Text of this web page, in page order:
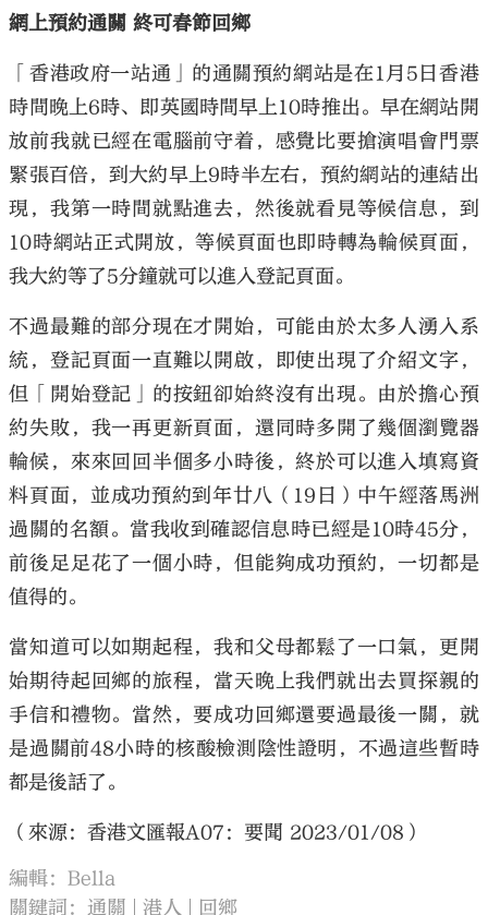
網上預約通關 終可春節回鄉
「香港政府一站通」的通關預約網站是在1月5日香港
時間晚上6時、即英國時間早上10時推出。早在網站開
放前我就已經在電腦前守着，感覺比要搶演唱會門票
緊張百倍，到大約早上9時半左右，預約網站的連結出
現，我第一時間就點進去，然後就看見等候信息，到
10時網站正式開放，等候頁面也即時轉為輪候頁面，
我大約等了5分鐘就可以進入登記頁面。
不過最難的部分現在才開始，可能由於太多人湧入系
統，登記頁面一直難以開啟，即使出現了介紹文字，
但「開始登記」的按鈕卻始終沒有出現。由於擔心預
約失敗，我一再更新頁面，還同時多開了幾個瀏覽器
輪候，來來回回半個多小時後，終於可以進入填寫資
料頁面，並成功預約到年廿八（19日）中午經落馬洲
過關的名額。當我收到確認信息時已經是10時45分，
前後足足花了一個小時，但能夠成功預約，一切都是
值得的。
當知道可以如期起程，我和父母都鬆了一口氣，更開
始期待起回鄉的旅程，當天晚上我們就出去買探親的
手信和禮物。當然，要成功回鄉還要過最後一關，就
是過關前48小時的核酸檢測陰性證明，不過這些暫時
都是後話了。
（來源：香港文匯報A07：要聞 2023/01/08）
編輯：Bella
關鍵詞：通關 港人 回鄉